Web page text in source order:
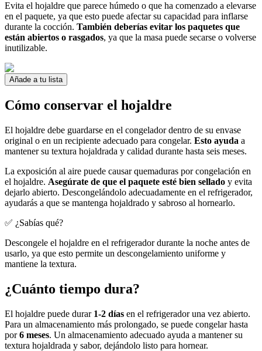
Evita el hojaldre que parece húmedo o que ha comenzado a elevarse
en el paquete, ya que esto puede afectar su capacidad para inflarse
durante la cocción. También deberías evitar los paquetes que
están abiertos o rasgados, ya que la masa puede secarse o volverse
inutilizable.
Añade a tu lista
Cómo conservar el hojaldre
El hojaldre debe guardarse en el congelador dentro de su envase
original o en un recipiente adecuado para congelar. Esto ayuda a
mantener su textura hojaldrada y calidad durante hasta seis meses.
La exposición al aire puede causar quemaduras por congelación en
el hojaldre. Asegúrate de que el paquete esté bien sellado y evita
dejarlo abierto. Descongelándolo adecuadamente en el refrigerador,
ayudarás a que se mantenga hojaldrado y sabroso al hornearlo.
✅ ¿Sabías qué?
Descongele el hojaldre en el refrigerador durante la noche antes de
usarlo, ya que esto permite un descongelamiento uniforme y
mantiene la textura.
¿Cuánto tiempo dura?
El hojaldre puede durar 1-2 días en el refrigerador una vez abierto.
Para un almacenamiento más prolongado, se puede congelar hasta
por6 meses. Un almacenamiento adecuado ayuda a mantener su
textura hojaldrada y sabor, dejándolo listo para hornear.